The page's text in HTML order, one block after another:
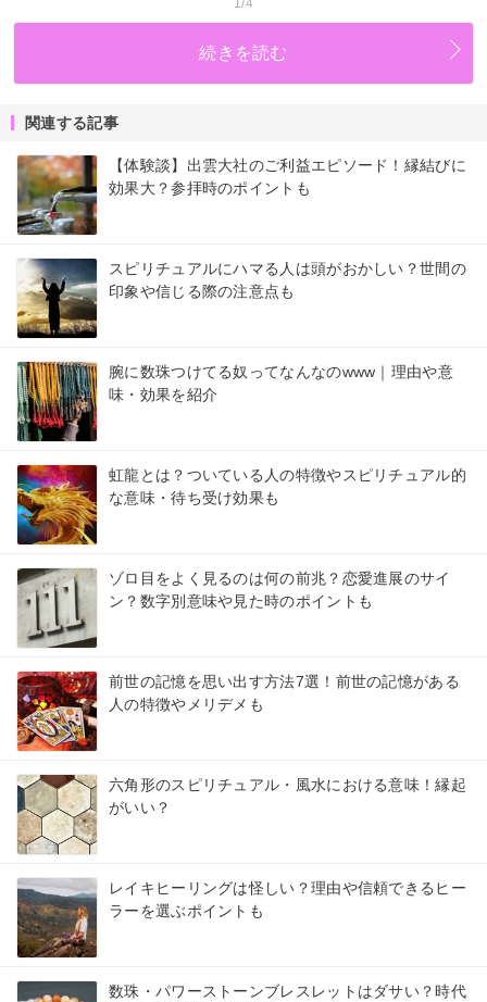
続きを読む
関連する記事
【体験談】出雲大社のご利益エピソード！縁結びに
効果大？参拝時のポイントも
スピリチュアルにハマる人は頭がおかしい？世間の
印象や信じる際の注意点も
腕に数珠つけてる奴ってなんなのwww｜理由や意
味・効果を紹介
虹龍とは？ついている人の特徴やスピリチュアル的
な意味・待ち受け効果も
ゾロ目をよく見るのは何の前兆？恋愛進展のサイ
ン？数字別意味や見た時のポイントも
前世の記憶を思い出す方法7選！前世の記憶がある
人の特徴やメリデメも
六角形のスピリチュアル・風水における意味！縁起
がいい？
レイキヒーリングは怪しい？理由や信頼できるヒー
ラーを選ぶポイントも
数珠・パワーストーンブレスレットはダサい？時代